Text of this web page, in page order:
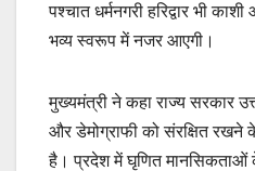
पश्चात धर्मनगरी हरिद्वार भी
भव्य स्वरूप में नजर आएगी।
मुख्यमंत्री ने कहा राज्य सरकार
और डेमोग्राफी को संरक्षित रखने
है। प्रदेश में घृणित मानसिकताओं